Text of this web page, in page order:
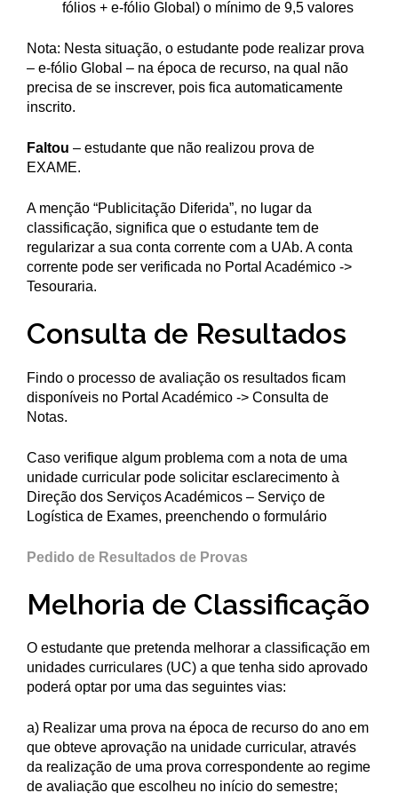
fólios + e-fólio Global) o mínimo de 9,5 valores
Nota: Nesta situação, o estudante pode realizar prova
– e-fólio Global – na época de recurso, na qual não
precisa de se inscrever, pois fica automaticamente
inscrito.
Faltou – estudante que não realizou prova de
EXAME.
A menção “Publicitação Diferida”, no lugar da
classificação, significa que o estudante tem de
regularizar a sua conta corrente com a UAb. A conta
corrente pode ser verificada no Portal Académico ->
Tesouraria.
Consulta de Resultados
Findo o processo de avaliação os resultados ficam
disponíveis no Portal Académico -> Consulta de
Notas.
Caso verifique algum problema com a nota de uma
unidade curricular pode solicitar esclarecimento à
Direção dos Serviços Académicos – Serviço de
Logística de Exames, preenchendo o formulário
Pedido de Resultados de Provas
Melhoria de Classificação
O estudante que pretenda melhorar a classificação em
unidades curriculares (UC) a que tenha sido aprovado
poderá optar por uma das seguintes vias:
a) Realizar uma prova na época de recurso do ano em
que obteve aprovação na unidade curricular, através
da realização de uma prova correspondente ao regime
de avaliação que escolheu no início do semestre;